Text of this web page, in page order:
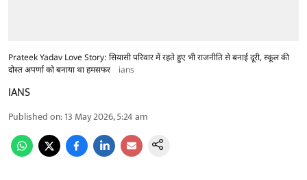
Prateek Yadav Love Story: सियासी परिवार में रहते हुए भी राजनीति से बनाई दूरी, स्कूल की
दोस्त अपर्णा को बनाया था हमसफर
ians
IANS
Published on:13 May 2026, 5:24 am